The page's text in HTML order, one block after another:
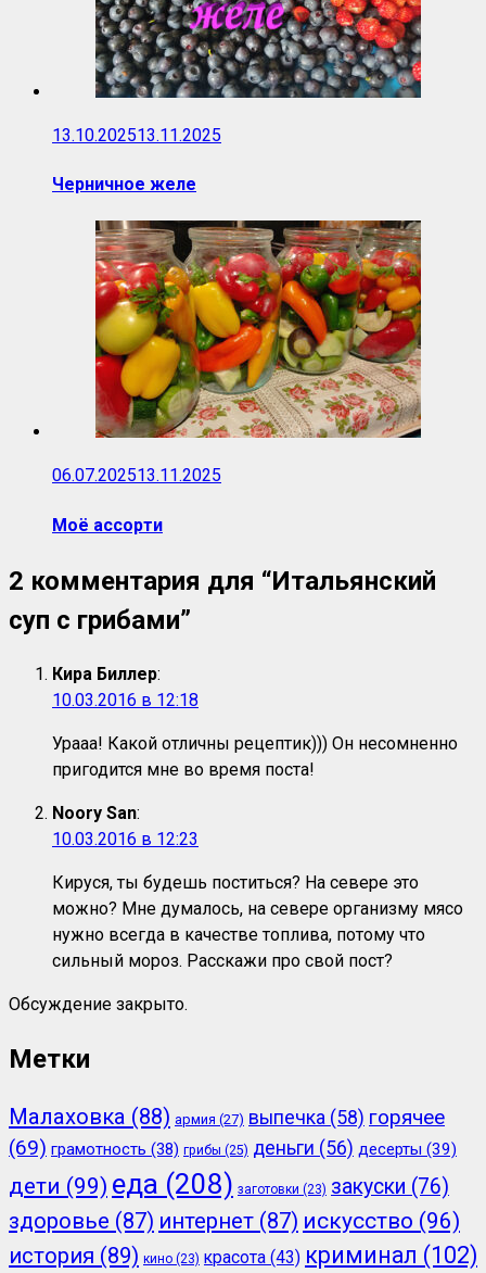
13.10.202513.11.2025
Черничное желе
06.07.202513.11.2025
Моё ассорти
2 комментария для “Итальянский
суп с грибами”
Кира Биллер:
10.03.2016 в 12:18
Урааа! Какой отличны рецептик))) Он несомненно
пригодится мне во время поста!
Noory San:
10.03.2016 в 12:23
Кируся, ты будешь поститься? На севере это
можно? Мне думалось, на севере организму мясо
нужно всегда в качестве топлива, потому что
сильный мороз. Расскажи про свой пост?
Обсуждение закрыто.
Метки
Малаховка (88) армия (27) выпечка (58) горячее
(69) грамотность (38) грибы (25) деньги (56) десерты (39)
дети (99) еда (208) заготовки (23) закуски (76)
здоровье (87) интернет (87) искусство (96)
история (89) кино (23) красота (43) криминал (102)